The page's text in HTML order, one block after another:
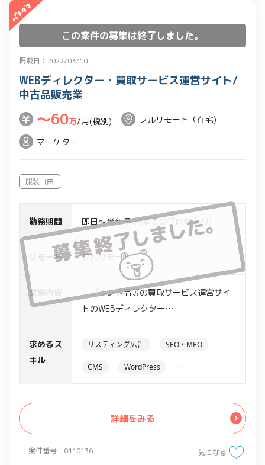
・コンペ案件や運用改善提案など、営業
提案業務
・提案用のデザインやモック作成の制作
この案件の募集は終了しました。
掲載日：2022/03/10
案件番号：0110136
WEBディレクター・買取サービス運営サイト/
中古品販売業
〜60万/月(税別)
フルリモート（在宅)
マーケター
服装自由
勤務期間 即日～半年予定(延長の可能性あり)
リモート フルリモート
業務内容
・ブランド品等の買取サービス運営サイ
トのWEBディレクター
・社内、社外の調整業務
求めるス
キル
リスティング広告 SEO・MEO
CMS WordPress
詳細をみる
気になる